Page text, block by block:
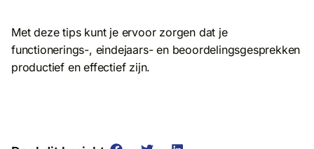
Met deze tips kunt je ervoor zorgen dat je
functionerings-, eindejaars- en beoordelingsgesprekken
productief en effectief zijn.